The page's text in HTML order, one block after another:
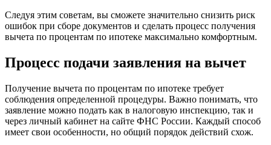
Следуя этим советам, вы сможете значительно снизить риск
ошибок при сборе документов и сделать процесс получения
вычета по процентам по ипотеке максимально комфортным.
Процесс подачи заявления на вычет
Получение вычета по процентам по ипотеке требует
соблюдения определенной процедуры. Важно понимать, что
заявление можно подать как в налоговую инспекцию, так и
через личный кабинет на сайте ФНС России. Каждый способ
имеет свои особенности, но общий порядок действий схож.